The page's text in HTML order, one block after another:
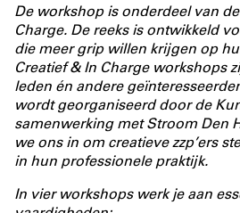
De workshop is onderdeel van
Charge. De reeks is ontwikkeld
die meer grip willen krijgen op
Creatief & In Charge workshops
leden én andere
wordt georganiseerd door de
samenwerking metStroom Den
we ons in om creatieve zzp’ers
in hun professionele praktijk.
In vier workshops werk je aan